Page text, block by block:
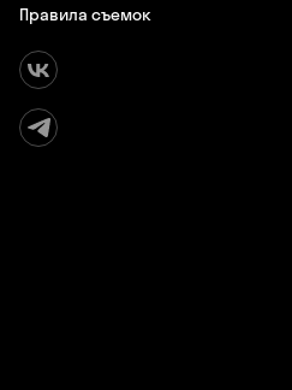
Правила съемок